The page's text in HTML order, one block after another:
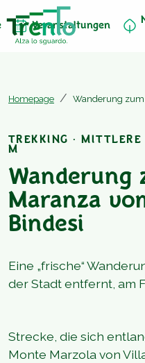
Veranstaltungen
Homepage Wanderung zum
Wanderung
Maranza
Bindesi
TREKKING ·
M
Eine „frische“
der Stadt entfernt, am
Strecke, die sich
Monte Marzola von